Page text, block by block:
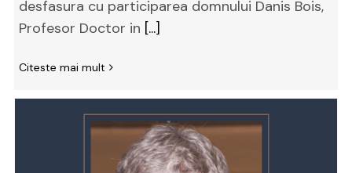
desfasura cu participarea domnului Danis Bois,
Profesor Doctor in [...]
Citeste mai mult